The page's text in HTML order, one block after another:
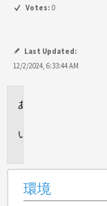
Votes: 0
Last Updated:
12/2/2024, 6:33:44 AM
環境